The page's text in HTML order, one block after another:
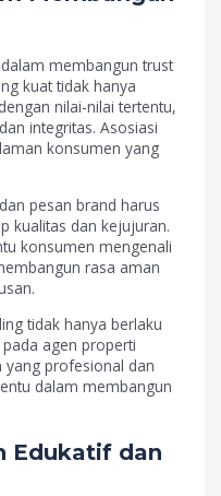
membangun trust
kuat tidak hanya
nilai-nilai tertentu,
integritas. Asosiasi
konsumen yang
pesan brand harus
kualitas dan kejujuran.
konsumen mengenali
rasa aman
tidak hanya berlaku
agen properti
yang profesional dan
dalam membangun
Edukatif dan